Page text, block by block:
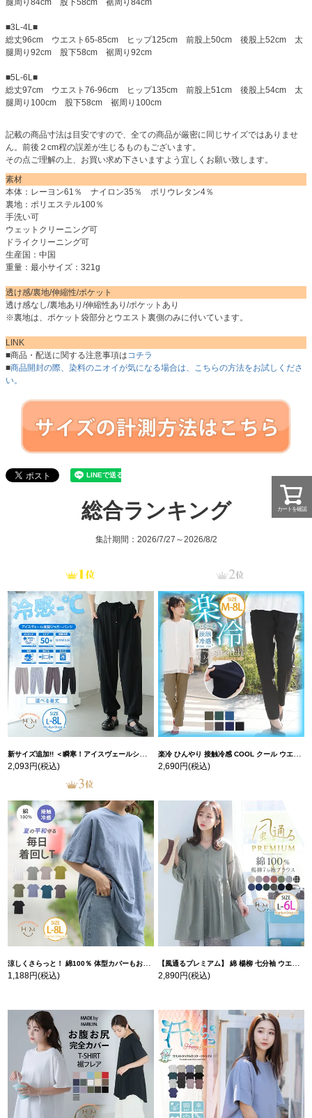
腿周り84cm 股下58cm 裾周り84cm
■3L-4L■
総丈96cm ウエスト65-85cm ヒップ125cm 前股上50cm 後股上52cm 太
腿周り92cm 股下58cm 裾周り92cm
■5L-6L■
総丈97cm ウエスト76-96cm ヒップ135cm 前股上51cm 後股上54cm 太
腿周り100cm 股下58cm 裾周り100cm
記載の商品寸法は目安ですので、全ての商品が厳密に同じサイズではありませ
ん。前後２cm程の誤差が生じるものもございます。
その点ご理解の上、お買い求め下さいますよう宜しくお願い致します。
素材
本体：レーヨン61％ ナイロン35％ ポリウレタン4％
裏地：ポリエステル100％
手洗い可
ウェットクリーニング可
ドライクリーニング可
生産国：中国
重量：最小サイズ：321g
透け感/裏地/伸縮性/ポケット
透け感なし/裏地あり/伸縮性あり/ポケットあり
※裏地は、ポケット袋部分とウエスト裏側のみに付いています。
LINK
■商品・配送に関する注意事項はコチラ
■商品開封の際、染料のニオイが気になる場合は、こちらの方法をお試しくださ
い。
総合ランキング
集計期間：2026/7/27～2026/8/2
新サイズ追加!! ＜瞬寒！アイスヴェールシリーズ＞ 美脚 ジョガーパンツ 【ウェストゴム】 【ストレッチ】 | 大きいサイズの通販ならハッピーマリリン
2,093円(税込)
楽冷 ひんやり 接触冷感 COOL クール ウエストゴム 楽ちん ストレッチ 美脚 レギパン 【ストレッチ】 | 大きいサイズの通販ならハッピーマリリン
2,690円(税込)
涼しくさらっと！ 綿100％ 体型カバーもお洒落も叶える 風合いコットン ゆるシルエット ドルマン | 大きいサイズの通販ならハッピーマリリン
1,188円(税込)
【風通るプレミアム】 綿 楊柳 七分袖 ウエストギャザー ブラウス | 大きいサイズの通販ならハッピーマリリン
2,890円(税込)
カートを確認